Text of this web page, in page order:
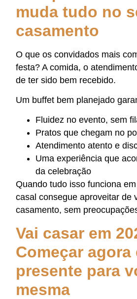
muda tudo no
casamento
O que os convidados mais
festa? A comida, o
de ter sido bem recebido.
Um buffet bem planejado
Fluidez no evento, sem
Pratos que chegam no
Atendimento atento e
Uma experiência que
da celebração
Quando tudo isso funciona
casal consegue aproveitar de
casamento, sem
Vai casar em
Começar agora
presente para
mesma